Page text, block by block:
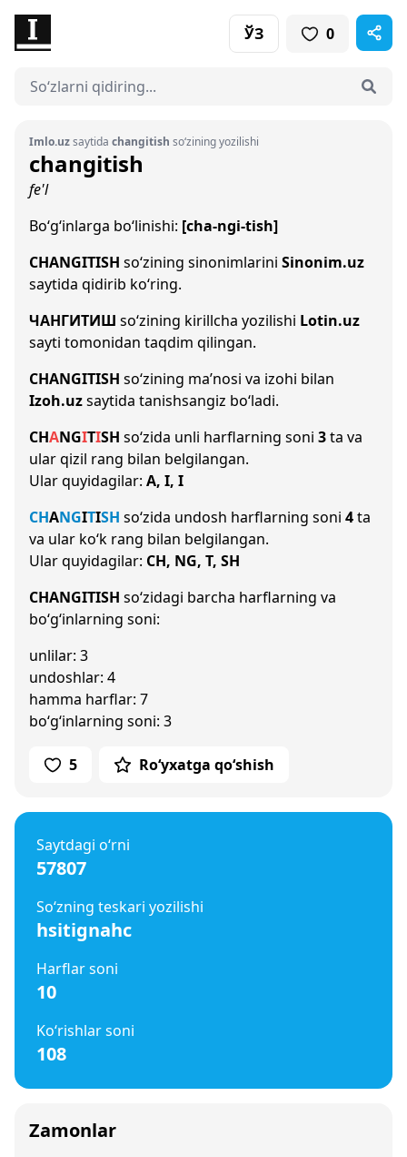
ЎЗ 0
Imlo.uzsaytida changitish so‘zining yozilishi
changitish
fe'l
Bo‘g‘inlarga bo‘linishi: [cha-ngi-tish]
CHANGITISH so‘zining sinonimlarini Sinonim.uz
saytida qidirib ko‘ring.
ЧАНГИТИШ so‘zining kirillcha yozilishi Lotin.uz
sayti tomonidan taqdim qilingan.
CHANGITISH so‘zining ma’nosi va izohi bilan
Izoh.uzsaytida tanishsangiz bo‘ladi.
CHANGITISH so‘zida unli harflarning soni 3ta va
ular qizil rang bilan belgilangan.
Ular quyidagilar: A, I, I
CHANGITISH so‘zida undosh harflarning soni 4ta
va ular ko‘k rang bilan belgilangan.
Ular quyidagilar: CH, NG, T, SH
CHANGITISH so‘zidagi barcha harflarning va
bo‘g‘inlarning soni:
unlilar: 3
undoshlar: 4
hamma harflar: 7
bo‘g‘inlarning soni: 3
5 Ro‘yxatga qo‘shish
Saytdagi o‘rni
57807
So‘zning teskari yozilishi
hsitignahc
Harflar soni
10
Ko‘rishlar soni
108
Zamonlar